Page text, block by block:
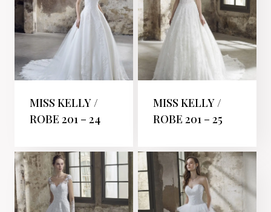
MISS KELLY /
ROBE 201 – 24
MISS KELLY /
ROBE 201 – 25